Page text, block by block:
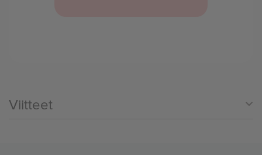
Viitteet